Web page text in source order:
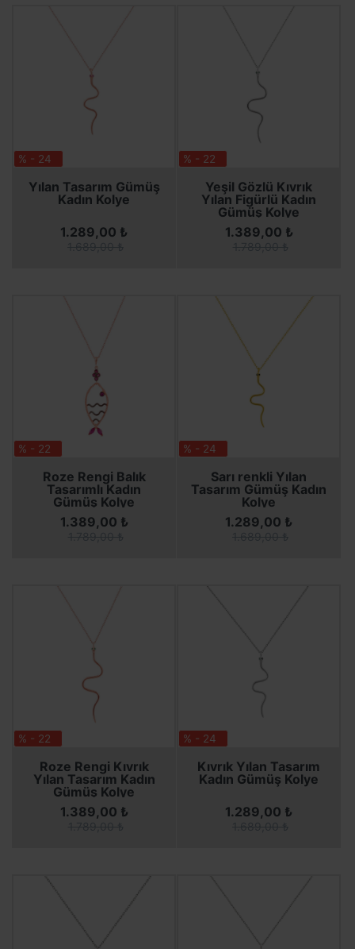
% - 24
Yılan Tasarım Gümüş
Kadın Kolye
SEPETE EKLE
1.289,00 ₺
SEPETE EKLE
% - 22
Yeşil Gözlü Kıvrık
Yılan Figürlü Kadın
Gümüş Kolye
SEPETE EKLE
1.389,00 ₺
SEPETE EKLE
% - 22
Roze Rengi Balık
Tasarımlı Kadın
Gümüş Kolye
SEPETE EKLE
1.389,00 ₺
SEPETE EKLE
% - 24
Sarı renkli Yılan
Tasarım Gümüş Kadın
Kolye
SEPETE EKLE
1.289,00 ₺
SEPETE EKLE
% - 22
Roze Rengi Kıvrık
Yılan Tasarım Kadın
Gümüş Kolye
SEPETE EKLE
1.389,00 ₺
SEPETE EKLE
% - 24
Kıvrık Yılan Tasarım
Kadın Gümüş Kolye
SEPETE EKLE
1.289,00 ₺
SEPETE EKLE